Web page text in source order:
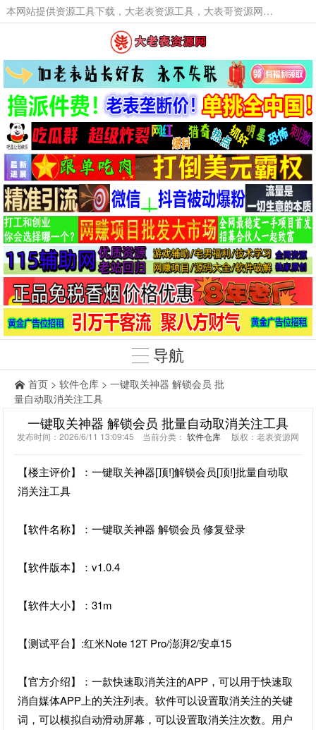
本网站提供资源工具下载，大老表资源工具，大表哥资源网软件工具，大老表资源下载，活动线报福利资源分享,活动线报，大型网游经典游戏，网络热门技术游戏辅助交流与分享。
导航
首页 > 软件仓库 > 一键取关神器 解锁会员 批
量自动取消关注工具
一键取关神器 解锁会员 批量自动取消关注工具
发布时间：2026/6/11 13:09:45 当前分类： 软件仓库 版权：老表资源网
【楼主评价】：一键取关神器[顶!]解锁会员[顶!]批量自动取
消关注工具
【软件名称】：一键取关神器 解锁会员 修复登录
【软件版本】：v1.0.4
【软件大小】：31m
【测试平台】:红米Note 12T Pro/澎湃2/安卓15
【官方介绍】：一款快速取消关注的APP，可以用于快速取
消自媒体APP上的关注列表。软件可以设置取消关注的关键
词，可以模拟自动滑动屏幕，可以设置取消关注次数。用户